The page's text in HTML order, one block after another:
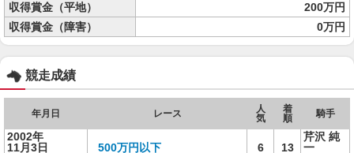
収得賞金（平地）
200万円
収得賞金（障害）
0万円
競走成績
年月日 レース
人
気
着
順
騎手
2002年
11月3日
500万円以下 6 13
芹沢 純
一